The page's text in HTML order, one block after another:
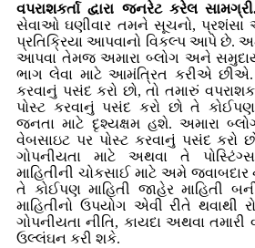
વપરાશકર્તા દ્વારા જનરેટ કરેલ
સેવાઓ ઘણીવાર તમને સૂચનો,
પ્રતિક્રિયા આપવાનો વિકલ્પ આપે છે.
આપવા તેમજ અમારા બ્લોગ અને
ભાગ લેવા માટે આમંત્રિત કરીએ છીએ.
કરવાનું પસંદ કરો છો, તો તમારું
પોસ્ટ કરવાનું પસંદ કરો છો તે
જનતા માટે દૃશ્યક્ષમ હશે. અમારા
વેબસાઇટ પર પોસ્ટ કરવાનું પસંદ કરો
ગોપનીયતા માટે અથવા તે
માહિતીની ચોકસાઈ માટે અમે
તે કોઈપણ માહિતી જાહેર માહિતી
માહિતીનો ઉપયોગ એવી રીતે
ગોપનીયતા નીતિ, કાયદા અથવા
ઉલ્લંઘન કરી શકે.